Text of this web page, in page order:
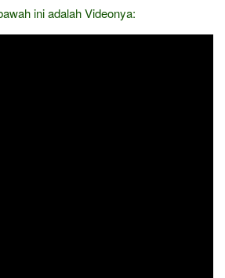
ini adalah Videonya: